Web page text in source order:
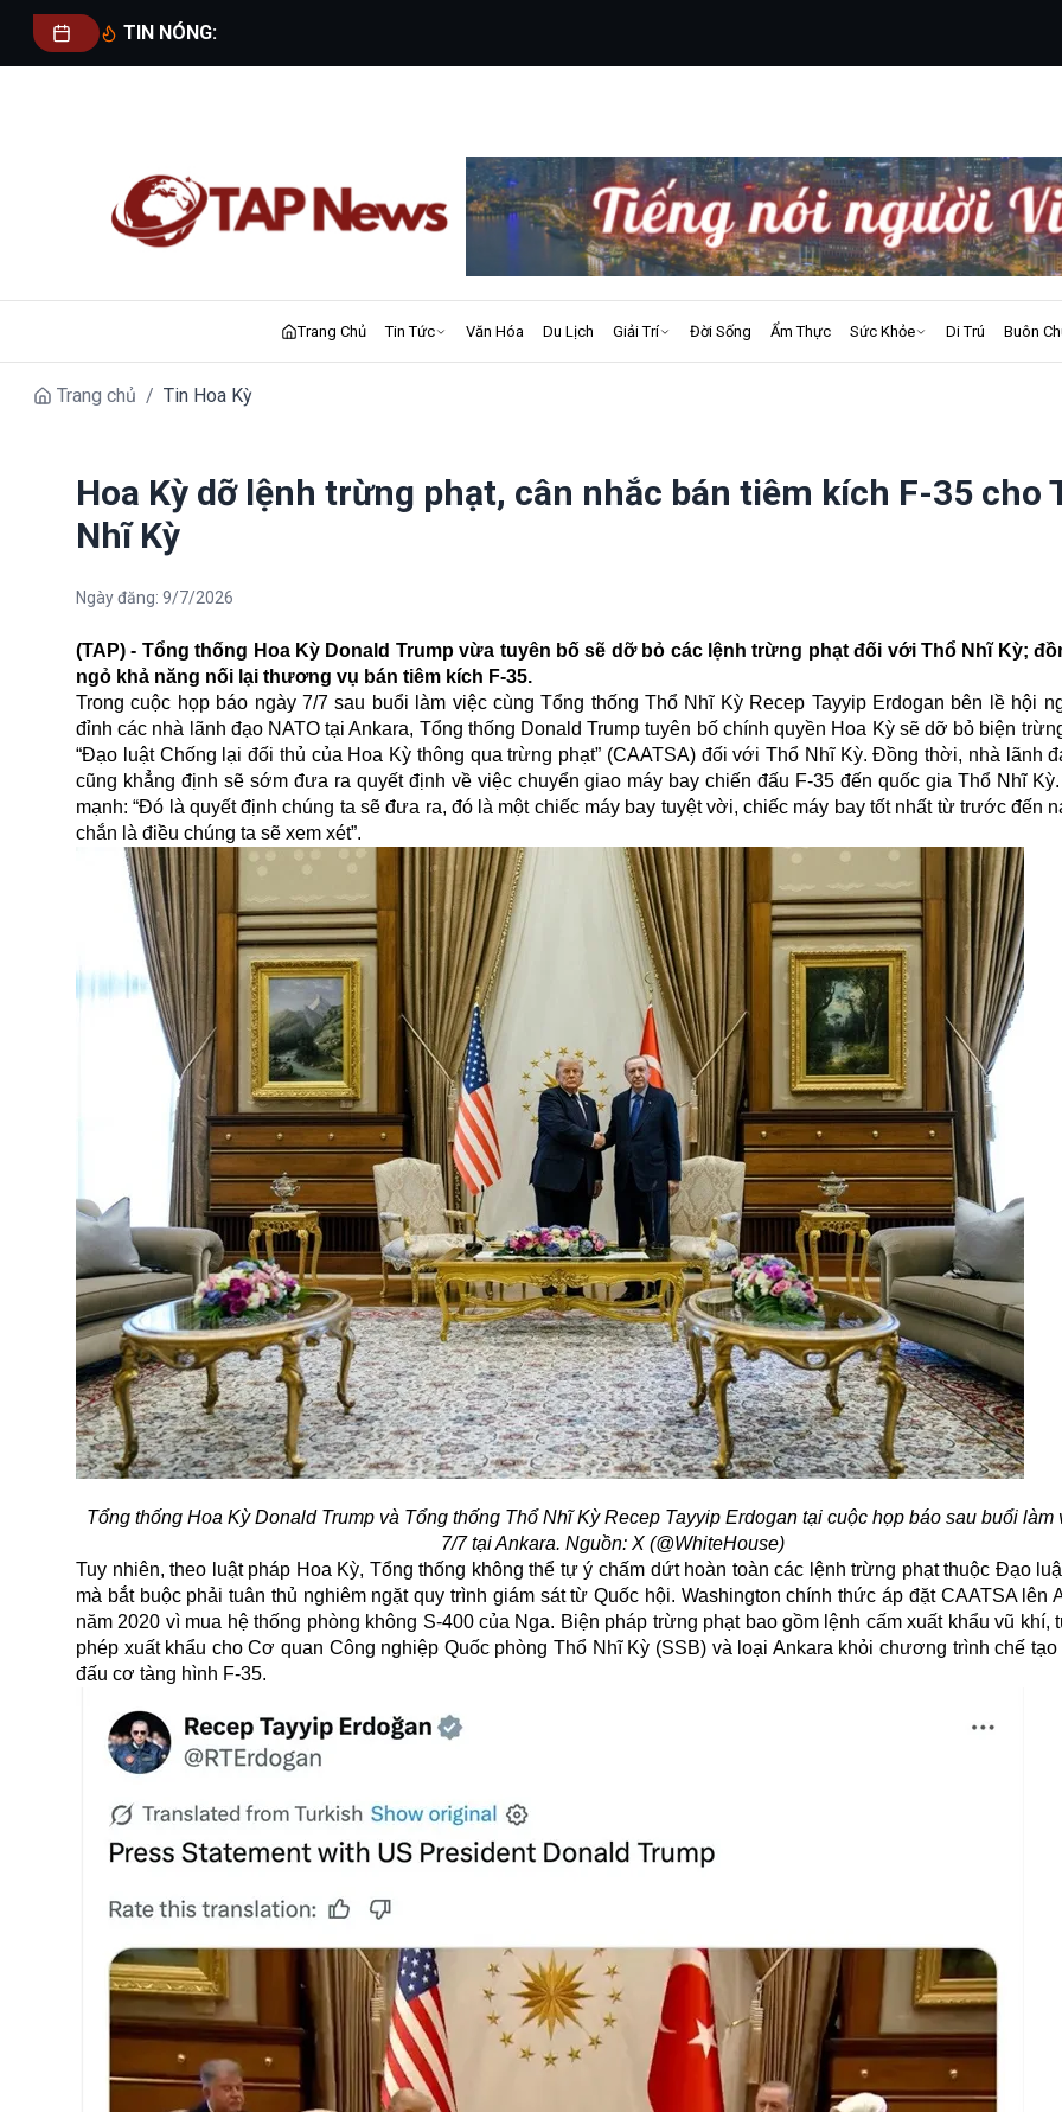
TIN NÓNG:
Trang Chủ Tin Tức Văn Hóa Du Lịch Giải Trí Đời Sống Ẩm Thực Sức Khỏe Di Trú Buôn
Trang chủ / Tin Hoa Kỳ
Hoa Kỳ dỡ lệnh trừng phạt, cân nhắc bán tiêm kích F-35 cho
Nhĩ Kỳ
Ngày đăng: 9/7/2026
(TAP) - Tổng thống Hoa Kỳ Donald Trump vừa tuyên bố sẽ dỡ bỏ các lệnh trừng phạt đối với Thổ Nhĩ Kỳ;
ngỏ khả năng nối lại thương vụ bán tiêm kích F-35.
Trong cuộc họp báo ngày 7/7 sau buổi làm việc cùng Tổng thống Thổ Nhĩ Kỳ Recep Tayyip Erdogan bên lề hội
đỉnh các nhà lãnh đạo NATO tại Ankara, Tổng thống Donald Trump tuyên bố chính quyền Hoa Kỳ sẽ dỡ bỏ biện
“Đạo luật Chống lại đối thủ của Hoa Kỳ thông qua trừng phạt” (CAATSA) đối với Thổ Nhĩ Kỳ. Đồng thời, nhà lãnh
cũng khẳng định sẽ sớm đưa ra quyết định về việc chuyển giao máy bay chiến đấu F-35 đến quốc gia Thổ Nhĩ
mạnh: “Đó là quyết định chúng ta sẽ đưa ra, đó là một chiếc máy bay tuyệt vời, chiếc máy bay tốt nhất từ ​​trước đến
chắn là điều chúng ta sẽ xem xét”.
Tổng thống Hoa Kỳ Donald Trump và Tổng thống Thổ Nhĩ Kỳ Recep Tayyip Erdogan tại cuộc họp báo sau buổi làm
7/7 tại Ankara. Nguồn: X (@WhiteHouse)
Tuy nhiên, theo luật pháp Hoa Kỳ, Tổng thống không thể tự ý chấm dứt hoàn toàn các lệnh trừng phạt thuộc Đạo
mà bắt buộc phải tuân thủ nghiêm ngặt quy trình giám sát từ Quốc hội. Washington chính thức áp đặt CAATSA lên
năm 2020 vì mua hệ thống phòng không S-400 của Nga. Biện pháp trừng phạt bao gồm lệnh cấm xuất khẩu vũ khí,
phép xuất khẩu cho Cơ quan Công nghiệp Quốc phòngThổ Nhĩ Kỳ (SSB) và loại Ankara khỏi chương trình chế tạo
đấu cơ tàng hình F-35.